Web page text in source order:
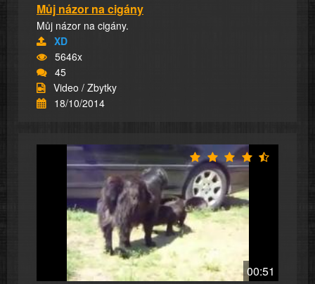
Můj názor na cigány
Můj názor na cigány.
XD
5646x
45
Video / Zbytky
18/10/2014
00:51